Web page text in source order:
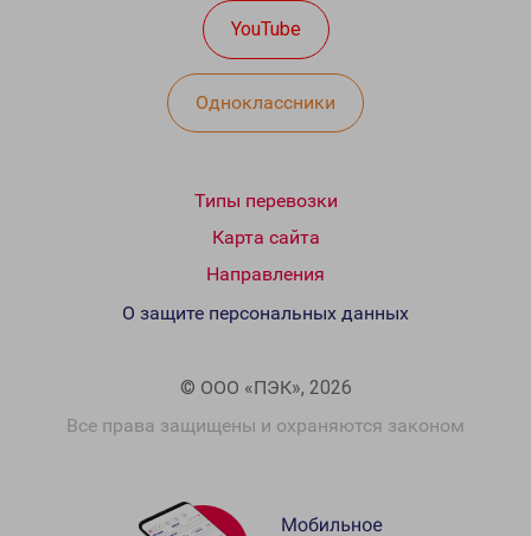
YouTube
Одноклассники
Типы перевозки
Карта сайта
Направления
© ООО «ПЭК», 2026
Все права защищены и охраняются законом
О защите персональных данных